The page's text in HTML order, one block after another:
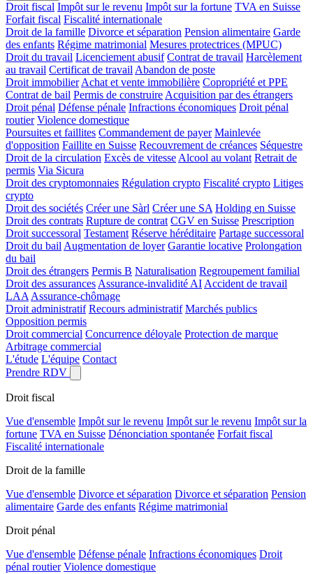
Droit fiscal Impôt sur le revenu Impôt sur la fortune TVA en Suisse
Forfait fiscal Fiscalité internationale
Droit de la famille Divorce et séparation Pension alimentaire Garde
des enfants Régime matrimonial Mesures protectrices (MPUC)
Droit du travail Licenciement abusif Contrat de travail Harcèlement
au travail Certificat de travail Abandon de poste
Droit immobilier Achat et vente immobilière Copropriété et PPE
Contrat de bail Permis de construire Acquisition par des étrangers
Droit pénal Défense pénale Infractions économiques Droit pénal
routier Violence domestique
Poursuites et faillites Commandement de payer Mainlevée
d'opposition Faillite en Suisse Recouvrement de créances Séquestre
Droit de la circulation Excès de vitesse Alcool au volant Retrait de
permis Via Sicura
Droit des cryptomonnaies Régulation crypto Fiscalité crypto Litiges
crypto
Droit des sociétés Créer une Sàrl Créer une SA Holding en Suisse
Droit des contrats Rupture de contrat CGV en Suisse Prescription
Droit successoral Testament Réserve héréditaire Partage successoral
Droit du bail Augmentation de loyer Garantie locative Prolongation
du bail
Droit des étrangers Permis B Naturalisation Regroupement familial
Droit des assurances Assurance-invalidité AI Accident de travail
LAA Assurance-chômage
Droit administratif Recours administratif Marchés publics
Opposition permis
Droit commercial Concurrence déloyale Protection de marque
Arbitrage commercial
L'étude L'équipe Contact
Prendre RDV
Droit fiscal
Vue d'ensemble Impôt sur le revenu Impôt sur le revenu Impôt sur la
fortune TVA en Suisse Dénonciation spontanée Forfait fiscal
Fiscalité internationale
Droit de la famille
Vue d'ensemble Divorce et séparation Divorce et séparation Pension
alimentaire Garde des enfants Régime matrimonial
Droit pénal
Vue d'ensemble Défense pénale Infractions économiques Droit
pénal routier Violence domestique